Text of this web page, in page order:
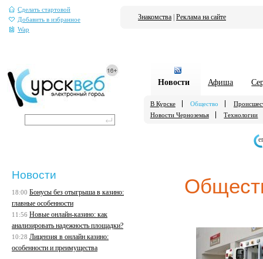
Сделать стартовой
Добавить в избранное
Wap
Знакомства Реклама на сайте
Новости Афиша
В Курске Общество
Новости Черноземья
Технологии
Новости
18:00 Бонусы без отыгрыша в казино:
главные особенности
11:56 Новые онлайн-казино: как
анализировать надежность площадки?
10:28 Лицензия в онлайн казино:
особенности и преимущества